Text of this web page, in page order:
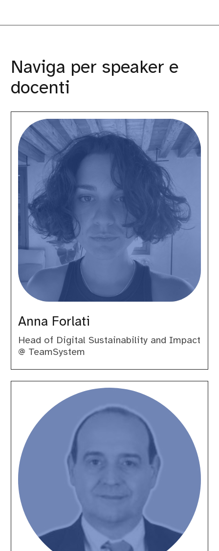
Naviga per speaker e
docenti
Anna Forlati
Head of Digital Sustainability and Impact
@ TeamSystem
Anna
Antonio